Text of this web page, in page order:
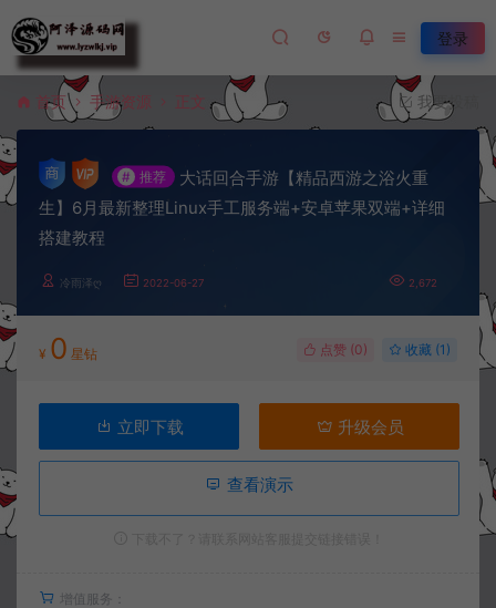
登录
首页 手游资源 正文 我要投稿
# 推荐
大话回合手游【精品西游之浴火重
生】6月最新整理Linux手工服务端+安卓苹果双端+详细
搭建教程
冷雨泽ღ 2022-06-27 2,672
¥ 0 星钻 点赞 (0) 收藏 (1)
立即下载 升级会员
查看演示
增值服务：